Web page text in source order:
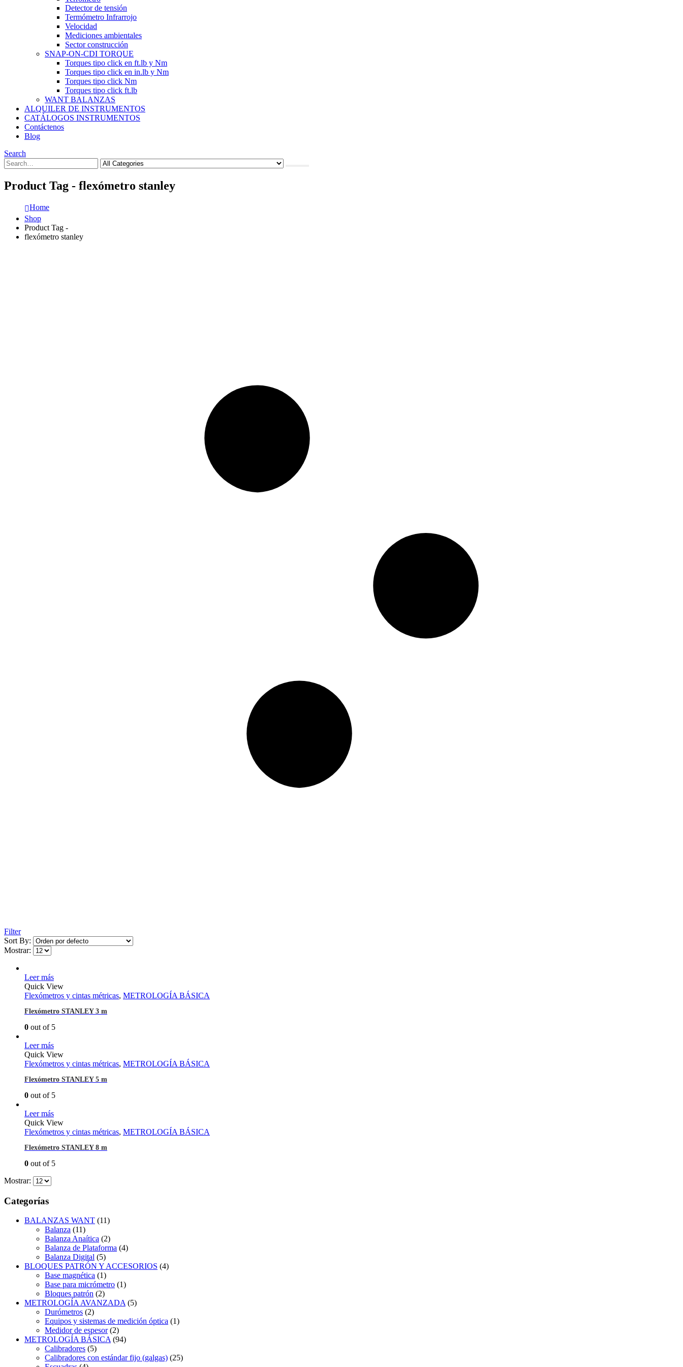
Detector de tensión
Termómetro Infrarrojo
Velocidad
Mediciones ambientales
Sector construcción
SNAP-ON-CDI TORQUE
Torques tipo click en ft.lb y Nm
Torques tipo click en in.lb y Nm
Torques tipo click Nm
Torques tipo click ft.lb
WANT BALANZAS
ALQUILER DE INSTRUMENTOS
CATÁLOGOS INSTRUMENTOS
Contáctenos
Blog
Search
Product Tag - flexómetro stanley
Home
Shop
Product Tag -
flexómetro stanley
Filter
Sort By:
Mostrar:
Leer más
Quick View
Flexómetros y cintas métricas, METROLOGÍA BÁSICA
Flexómetro STANLEY 3 m
0 out of 5
Leer más
Quick View
Flexómetros y cintas métricas, METROLOGÍA BÁSICA
Flexómetro STANLEY 5 m
0 out of 5
Leer más
Quick View
Flexómetros y cintas métricas, METROLOGÍA BÁSICA
Flexómetro STANLEY 8 m
0 out of 5
Mostrar:
Categorías
BALANZAS WANT (11)
Balanza (11)
Balanza Anaítica (2)
Balanza de Plataforma (4)
Balanza Digital (5)
BLOQUES PATRÓN Y ACCESORIOS (4)
Base magnética (1)
Base para micrómetro (1)
Bloques patrón (2)
METROLOGÍA AVANZADA (5)
Durómetros (2)
Equipos y sistemas de medición óptica (1)
Medidor de espesor (2)
METROLOGÍA BÁSICA (94)
Calibradores (5)
Calibradores con estándar fijo (galgas) (25)